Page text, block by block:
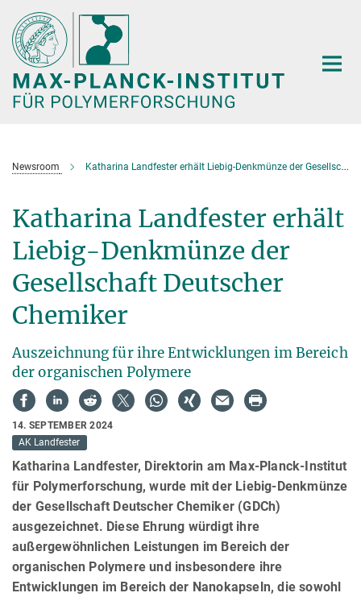
Hauptinhalt
Newsroom Katharina Landfester erhält Liebig-Denkmünze der Gesellschaft Deutscher Chemiker
Katharina Landfester erhält
Liebig-Denkmünze der
Gesellschaft Deutscher
Chemiker
Auszeichnung für ihre Entwicklungen im Bereich
der organischen Polymere
14. SEPTEMBER 2024
AK Landfester
Katharina Landfester, Direktorin am Max-Planck-Institut
für Polymerforschung, wurde mit der Liebig-Denkmünze
der Gesellschaft Deutscher Chemiker (GDCh)
ausgezeichnet. Diese Ehrung würdigt ihre
außergewöhnlichen Leistungen im Bereich der
organischen Polymere und insbesondere ihre
Entwicklungen im Bereich der Nanokapseln, die sowohl